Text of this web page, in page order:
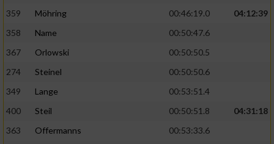
359
Möhring 00:46:19.0
04:12:39
358
Name
00:50:47.6
367
Orlowski
00:50:50.5
274
Steinel
00:50:50.6
349
Lange
00:53:51.4
400
Steil 00:50:51.8
04:31:18
363
Offermanns
00:53:33.6